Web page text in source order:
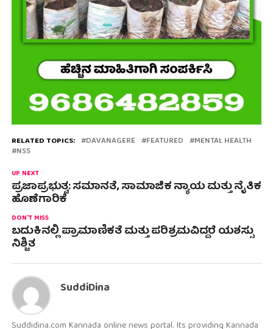
RELATED TOPICS: DAVANAGERE FEATURED MENTAL HEALTH
NSS
UP NEXT
ಪ್ರಜಾಪ್ರಭುತ್ವ: ಸಮಾನತೆ, ಸಾಮಾಜಿಕ ನ್ಯಾಯ ಮತ್ತು ನೈತಿಕ
ಹೊಣೆಗಾರಿಕೆ
DON'T MISS
ಬದುಕಿನಲ್ಲಿ ಪ್ರಾಮಾಣಿಕತೆ ಮತ್ತು ಪರಿಶ್ರಮವಿದ್ದರೆ ಯಶಸ್ಸು
ನಿಶ್ಚಿತ
SuddiDina
Suddidina.com Kannada online news portal. Its providing Kannada